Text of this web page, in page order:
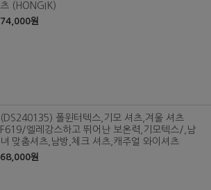
츠 (HONGIK)
74,000원
(DS240135) 폴윈터텍스,기모 셔츠,겨울 셔츠
F619/엘레강스하고 뛰어난 보온력,기모텍스/,남
녀 맞춤셔츠,남방,체크 셔츠,캐주얼 와이셔츠
68,000원